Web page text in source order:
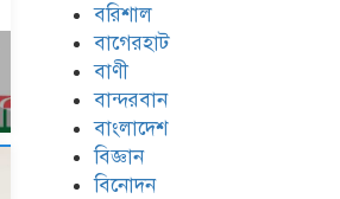
বরিশাল
বাগেরহাট
বাণী
বান্দরবান
বাংলাদেশ
বিজ্ঞান
বিনোদন